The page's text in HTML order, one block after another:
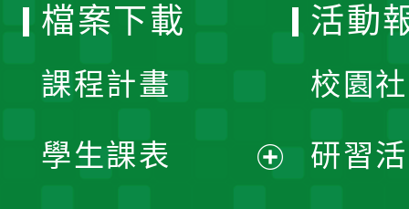
檔案下載
課程計畫
學生課表
活動
校園
研習